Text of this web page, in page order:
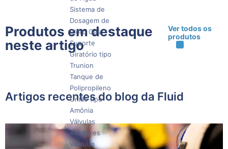
Sistema de
Dosagem de
Cloro Gás
Suporte
Giratório tipo
Trunion
Tanque de
Polipropileno
União tipo
Amônia
Válvulas
Auxiliares
Válvulas
Produtos em destaque
neste artigo
Ver todos os
produtos
Artigos recentes do blog da Fluid